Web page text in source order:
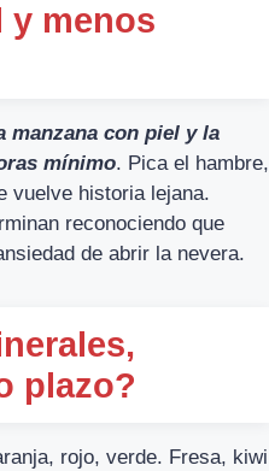
y menos
manzana con piel y la
mínimo. Pica el hambre,
vuelve historia lejana.
reconociendo que
de abrir la nevera.
plazo?
rojo, verde. Fresa, kiwi